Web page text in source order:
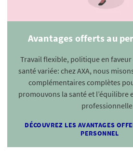
Avantages offerts au
Travail flexible, politique en
santé variée: chez AXA, nous
complémentaires complètes
promouvons la santé et l’équilibre
DÉCOUVREZ LES AVANTAGES
PERSONNEL